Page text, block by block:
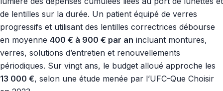
de lentilles sur la durée. Un patient équipé de verres
progressifs et utilisant des lentilles correctrices débourse
en moyenne 400 € à 900 € par an incluant montures,
verres, solutions d’entretien et renouvellements
périodiques. Sur vingt ans, le budget alloué approche les
13 000 €, selon une étude menée par l’UFC-Que Choisir